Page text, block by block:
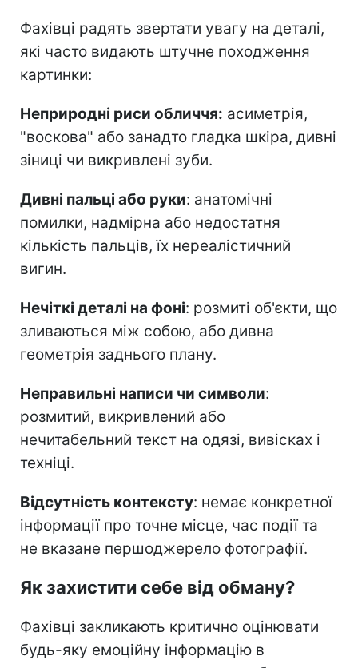
Фахівці радять звертати увагу на деталі,
які часто видають штучне походження
картинки:
Неприродні риси обличчя: асиметрія,
"воскова" або занадто гладка шкіра, дивні
зіниці чи викривлені зуби.
Дивні пальці або руки: анатомічні
помилки, надмірна або недостатня
кількість пальців, їх нереалістичний
вигин.
Нечіткі деталі на фоні: розмиті об'єкти, що
зливаються між собою, або дивна
геометрія заднього плану.
Неправильні написи чи символи:
розмитий, викривлений або
нечитабельний текст на одязі, вивісках і
техніці.
Відсутність контексту: немає конкретної
інформації про точне місце, час події та
не вказане першоджерело фотографії.
Як захистити себе від обману?
Фахівці закликають критично оцінювати
будь-яку емоційну інформацію в